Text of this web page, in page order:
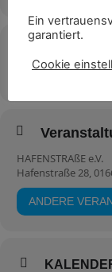
Mitzubringen sind
je nach Laune,
7. Juni 202319:00
HAFENSTRAßE e.V.
Hafenstraße 28,
ANDERE
Ein
garantiert.
Cookie